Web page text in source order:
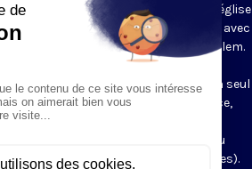
l’office du milieu du jour, en direct de l’église
Saint-Gervais-Saint-Protais (Paris 4e), avec
les Fraternités Monastiques de Jérusalem.
L’Office du Milieu du Jour regroupe, en
particulier, «au milieu du jour» et en un seul
office, les heures monastiques de Tierce,
Sexte et None. Il permet à l’Église de
retrouver son Seigneur entre l’office du
matin (Laudes) et l’office du soir (Vêpres).